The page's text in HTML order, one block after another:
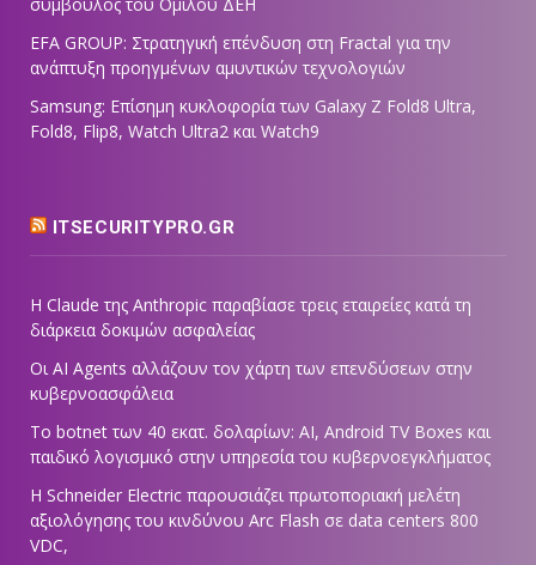
σύμβουλος του Ομίλου ΔΕΗ
EFA GROUP: Στρατηγική επένδυση στη Fractal για την
ανάπτυξη προηγμένων αμυντικών τεχνολογιών
Samsung: Επίσημη κυκλοφορία των Galaxy Z Fold8 Ultra,
Fold8, Flip8, Watch Ultra2 και Watch9
ITSECURITYPRO.GR
Η Claude της Anthropic παραβίασε τρεις εταιρείες κατά τη
διάρκεια δοκιμών ασφαλείας
Οι AI Agents αλλάζουν τον χάρτη των επενδύσεων στην
κυβερνοασφάλεια
Το botnet των 40 εκατ. δολαρίων: AI, Android TV Boxes και
παιδικό λογισμικό στην υπηρεσία του κυβερνοεγκλήματος
Η Schneider Electric παρουσιάζει πρωτοποριακή μελέτη
αξιολόγησης του κινδύνου Arc Flash σε data centers 800
VDC,